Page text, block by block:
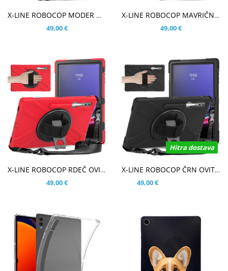
X-LINE ROBOCOP MODER OVITEK ZA SAMSUNG GALAXY TAB S10 ULTRA 14.6
49,00 €
X-LINE ROBOCOP MAVRIČNI OVITEK ZA SAMSUNG GALAXY TAB S10 ULTRA 14.6
49,00 €
X-LINE ROBOCOP RDEČ OVITEK ZA SAMSUNG GALAXY TAB S10 ULTRA 14.6
49,00 €
Hitra dostava
X-LINE ROBOCOP ČRN OVITEK ZA SAMSUNG GALAXY TAB S10 ULTRA 14.6
49,00 €